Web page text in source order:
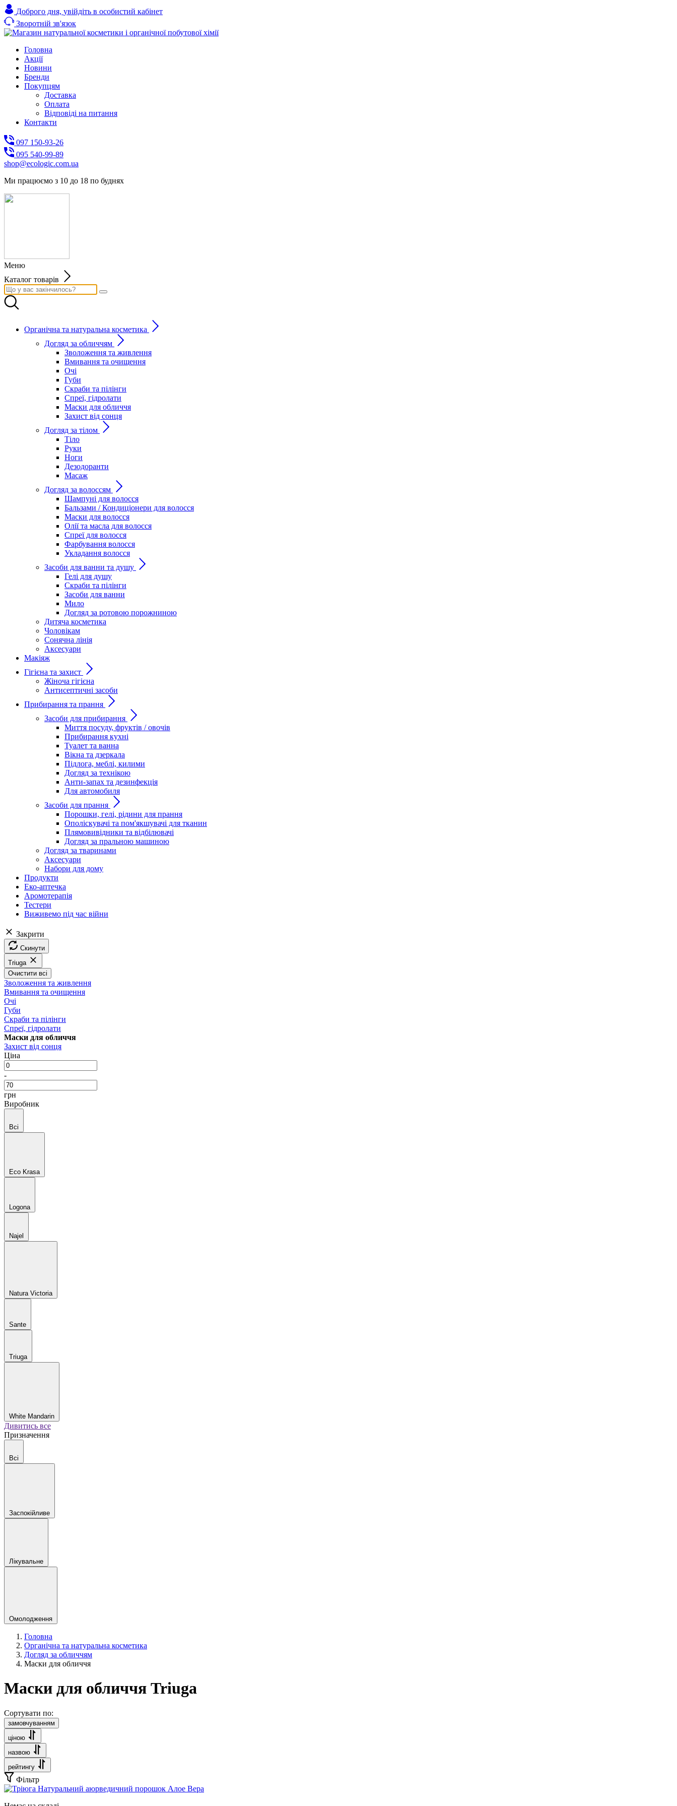
Доброго дня, увійдіть в особистий кабінет
Зворотній зв'язок
Головна
Акції
Новини
Бренди
Покупцям
Доставка
Оплата
Відповіді на питання
Контакти
097 150-93-26
095 540-99-89
shoр@ecologic.com.ua
Ми працюємо з 10 до 18 по буднях
Меню
Каталог товарів
Органічна та натуральна косметика
Догляд за обличчям
Зволоження та живлення
Вмивання та очищення
Очі
Губи
Скраби та пілінги
Спреї, гідролати
Маски для обличчя
Захист від сонця
Догляд за тілом
Тіло
Руки
Ноги
Дезодоранти
Масаж
Догляд за волоссям
Шампуні для волосся
Бальзами / Кондиціонери для волосся
Маски для волосся
Олії та масла для волосся
Спреї для волосся
Фарбування волосся
Укладання волосся
Засоби для ванни та душу
Гелі для душу
Скраби та пілінги
Засоби для ванни
Мило
Догляд за ротовою порожниною
Дитяча косметика
Чоловікам
Сонячна лінія
Аксесуари
Макіяж
Гігієна та захист
Жіноча гігієна
Антисептичні засоби
Прибирання та прання
Засоби для прибирання
Миття посуду, фруктів / овочів
Прибирання кухні
Туалет та ванна
Вікна та дзеркала
Підлога, меблі, килими
Догляд за технікою
Анти-запах та дезинфекція
Для автомобиля
Засоби для прання
Порошки, гелі, рідини для прання
Ополіскувачі та пом'якшувачі для тканин
Плямовивідники та відбілювачі
Догляд за пральною машиною
Догляд за тваринами
Аксесуари
Набори для дому
Продукти
Еко-аптечка
Аромотерапія
Тестери
Виживемо під час війни
Закрити
Скинути
Triuga
Очистити всі
Зволоження та живлення
Вмивання та очищення
Очі
Губи
Скраби та пілінги
Спреї, гідролати
Маски для обличчя
Захист від сонця
Ціна
-
грн
Виробник
Всі
Eco Krasa
Logona
Najel
Natura Victoria
Sante
Triuga
White Mandarin
Дивитись все
Призначення
Всі
Заспокійливе
Лікувальне
Омолодження
Головна
Органічна та натуральна косметика
Догляд за обличчям
Маски для обличчя
Маски для обличчя Triuga
Сортувати по:
замовчуванням
ціною
назвою
рейтингу
Фільтр